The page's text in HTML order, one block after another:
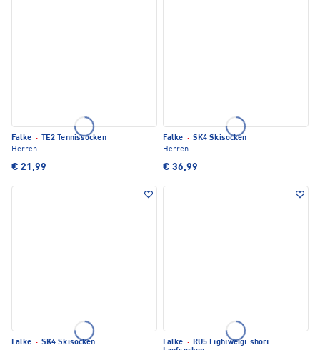
Falke ·
TE2 Tennissocken
Herren
€ 21,99
Falke · SK4 Skisocken
Herren
€ 36,99
Falke · SK4 Skisocken
Falke · RU5 Lightweigt short